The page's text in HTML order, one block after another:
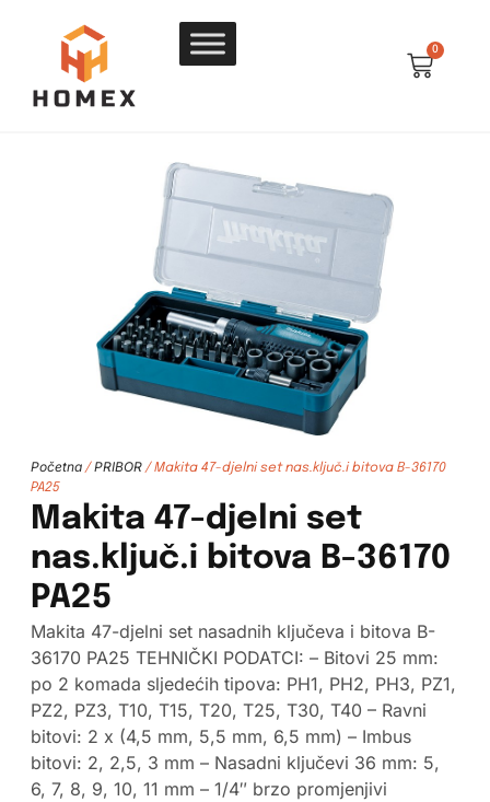
0
Početna/ PRIBOR/ Makita 47-djelni set nas.ključ.i bitova B-36170
PA25
Makita 47-djelni set
nas.ključ.i bitova B-36170
PA25
Makita 47-djelni set nasadnih ključeva i bitova B-
36170 PA25 TEHNIČKI PODATCI: – Bitovi 25 mm:
po 2 komada sljedećih tipova: PH1, PH2, PH3, PZ1,
PZ2, PZ3, T10, T15, T20, T25, T30, T40 – Ravni
bitovi: 2 x (4,5 mm, 5,5 mm, 6,5 mm) – Imbus
bitovi: 2, 2,5, 3 mm – Nasadni ključevi 36 mm: 5,
6, 7, 8, 9, 10, 11 mm – 1/4″ brzo promjenjivi